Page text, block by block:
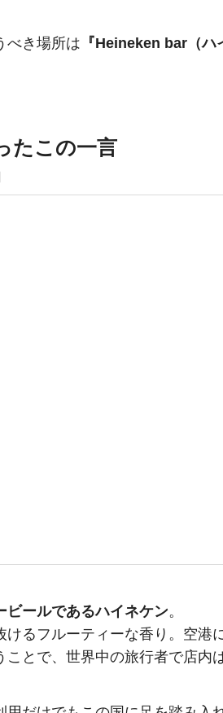
き場所は 『Heineken bar（ハ
たこの一言
ビールであるハイネケン。
るフルーティーな香り。空港
とで、世界中の旅行者で店内